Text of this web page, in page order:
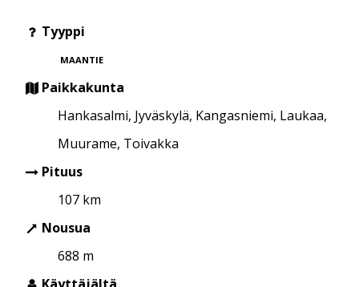
Tyyppi
MAANTIE
Paikkakunta
Hankasalmi, Jyväskylä, Kangasniemi, Laukaa,
Muurame, Toivakka
Pituus
107 km
Nousua
688 m